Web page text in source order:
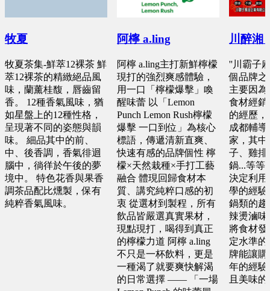
牧夏
牧夏茶集-鮮萃12裸茶 鮮
萃12裸茶的精緻絕品風
味，蘭薰桂馥，唇齒留
香。 12種香氣風味，猶
如星盤上的12種性格，
呈現著不同的姿態與韻
味。 細品其中的前、
中、後香調，香氣徘迴
腦中，徜徉於午後的夢
境中。 特色花香與果香
調茶品配比燻製，保有
純粹香氣風味。
阿檸 a.ling
阿檸 a.ling主打新鮮檸檬
現打的強烈爽感體驗，
用一口「檸檬爆擊」喚
醒味蕾 以「Lemon
Punch Lemon Rush檸檬
爆擊 一口到位」為核心
標語，傳遞清新直爽、
快速有感的品牌個性 檸
檬×天然栽種×手打工藝
融合 體現回歸食材本
質、講究純粹口感的初
衷 從選材到製程，所有
飲品皆嚴選真實果材，
現點現打，喝得到真正
的檸檬力道 阿檸 a.ling
不只是一杯飲料，更是
一種渴了就要爽快解渴
的日常選擇 —— 「一場
川醉湘
''川霸子
個品牌之
主要因
食材經銷
的經歷
成都輔
家，其中
子、雞排
鍋...等等
決定利用
學的經驗
鍋類的趨
辣燙滷味
將食材
定水準
牌能讓
年的經驗
且美味